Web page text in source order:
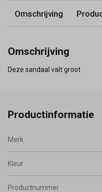
Omschrijving
Omschrijving
Deze sandaal valt groot
Productinformatie
Merk
Kleur
Productnummer